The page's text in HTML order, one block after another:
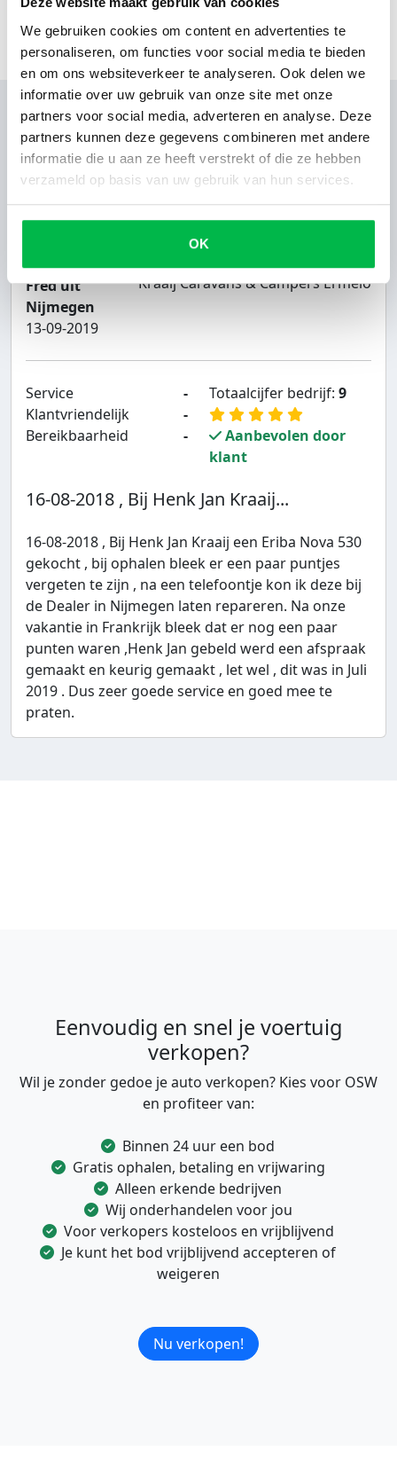
We gebruiken cookies om content en advertenties te
personaliseren, om functies voor social media te bieden
en om ons websiteverkeer te analyseren. Ook delen we
informatie over uw gebruik van onze site met onze
partners voor social media, adverteren en analyse. Deze
partners kunnen deze gegevens combineren met andere
informatie die u aan ze heeft verstrekt of die ze hebben
verzameld op basis van uw gebruik van hun services.
OK
Reviews
1 beoordelingen
Fred uit
Nijmegen
13-09-2019
Kraaij Caravans & Campers Ermelo
Service
-
Klantvriendelijk
-
Bereikbaarheid
-
Totaalcijfer bedrijf: 9
Aanbevolen door
klant
16-08-2018 , Bij Henk Jan Kraaij...
16-08-2018 , Bij Henk Jan Kraaij een Eriba Nova 530
gekocht , bij ophalen bleek er een paar puntjes
vergeten te zijn , na een telefoontje kon ik deze bij
de Dealer in Nijmegen laten repareren. Na onze
vakantie in Frankrijk bleek dat er nog een paar
punten waren ,Henk Jan gebeld werd een afspraak
gemaakt en keurig gemaakt , let wel , dit was in Juli
2019 . Dus zeer goede service en goed mee te
praten.
Eenvoudig en snel je voertuig
verkopen?
Wil je zonder gedoe je auto verkopen? Kies voor OSW
en profiteer van:
Binnen 24 uur een bod
Gratis ophalen, betaling en vrijwaring
Alleen erkende bedrijven
Wij onderhandelen voor jou
Voor verkopers kosteloos en vrijblijvend
Je kunt het bod vrijblijvend accepteren of
weigeren
Nu verkopen!